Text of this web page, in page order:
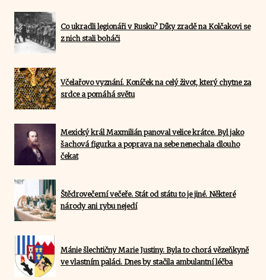
Co ukradli legionáři v Rusku? Díky zradě na Kolčakovi se
z nich stali boháči
Včelařovo vyznání. Koníček na celý život, který chytne za
srdce a pomáhá světu
Mexický král Maxmilián panoval velice krátce. Byl jako
šachová figurka a poprava na sebe nenechala dlouho
čekat
Štědrovečerní večeře. Stát od státu to je jiné. Některé
národy ani rybu nejedí
Mánie šlechtičny Marie Justiny. Byla to chorá vězeňkyně
ve vlastním paláci. Dnes by stačila ambulantní léčba